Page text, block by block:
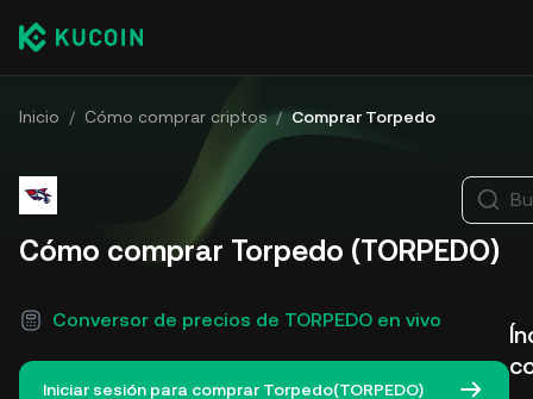
Inicio / Cómo comprar criptos / Comprar Torpedo
Cómo comprar Torpedo (TORPEDO)
Conversor de precios de TORPEDO en vivo
Iniciar sesión para comprar Torpedo(TORPEDO)